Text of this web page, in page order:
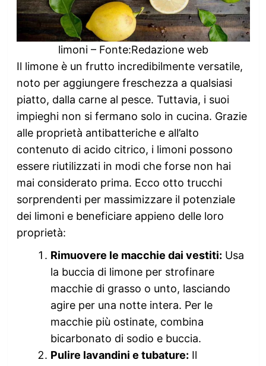
limoni – Fonte:Redazione web
Il limone è un frutto incredibilmente versatile,
noto per aggiungere freschezza a qualsiasi
piatto, dalla carne al pesce. Tuttavia, i suoi
impieghi non si fermano solo in cucina. Grazie
alle proprietà antibatteriche e all’alto
contenuto di acido citrico, i limoni possono
essere riutilizzati in modi che forse non hai
mai considerato prima. Ecco otto trucchi
sorprendenti per massimizzare il potenziale
dei limoni e beneficiare appieno delle loro
proprietà:
Rimuovere le macchie dai vestiti: Usa
la buccia di limone per strofinare
macchie di grasso o unto, lasciando
agire per una notte intera. Per le
macchie più ostinate, combina
bicarbonato di sodio e buccia.
Pulire lavandini e tubature: Il